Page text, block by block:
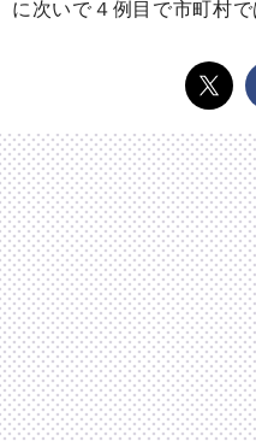
に次いで４例目で市町村で